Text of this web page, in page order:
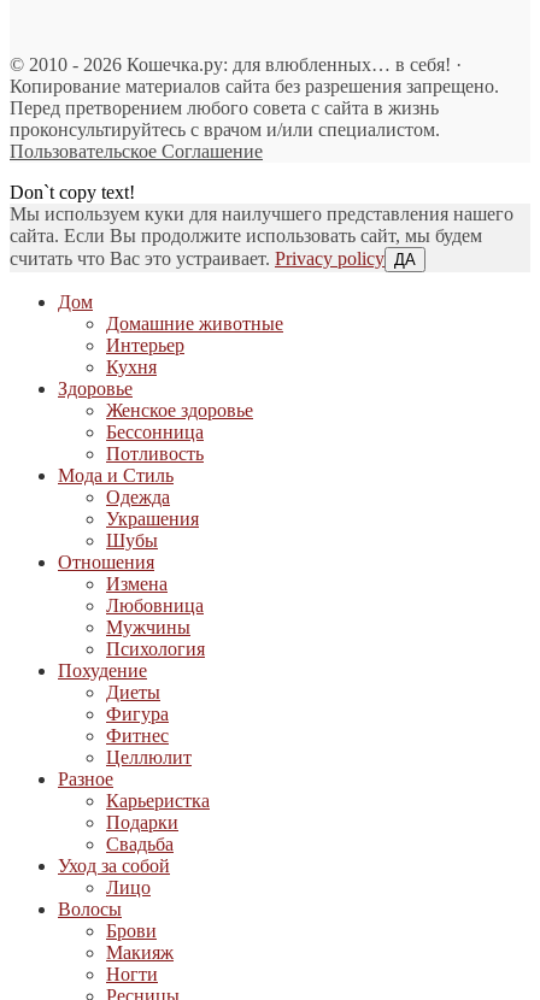
© 2010 - 2026 Кошечка.ру: для влюбленных… в себя! ·
Копирование материалов сайта без разрешения запрещено.
Перед претворением любого совета с сайта в жизнь
проконсультируйтесь с врачом и/или специалистом.
Пользовательское Соглашение
Don`t copy text!
Мы используем куки для наилучшего представления нашего
сайта. Если Вы продолжите использовать сайт, мы будем
считать что Вас это устраивает. Privacy policy ДА
Дом
Домашние животные
Интерьер
Кухня
Здоровье
Женское здоровье
Бессонница
Потливость
Мода и Стиль
Одежда
Украшения
Шубы
Отношения
Измена
Любовница
Мужчины
Психология
Похудение
Диеты
Фигура
Фитнес
Целлюлит
Разное
Карьеристка
Подарки
Свадьба
Уход за собой
Лицо
Волосы
Брови
Макияж
Ногти